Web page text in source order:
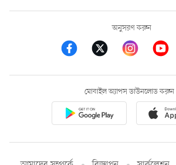
অনুসরণ করুন
মোবাইল অ্যাপস ডাউনলোড করুন